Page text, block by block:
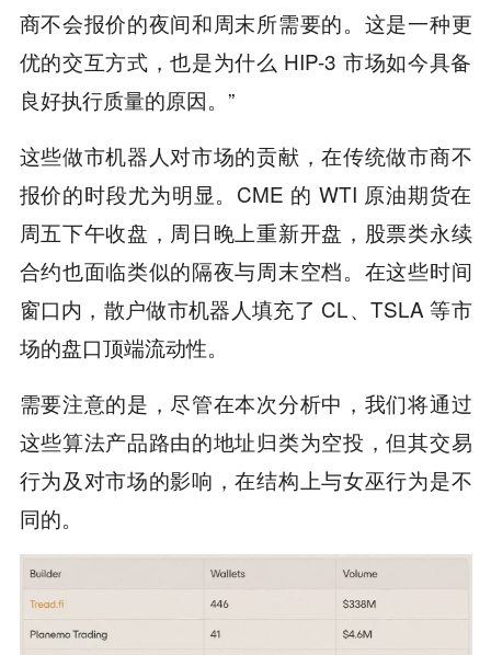
商不会报价的夜间和周末所需要的。这是一种更
优的交互方式，也是为什么 HIP-3 市场如今具备
良好执行质量的原因。”
这些做市机器人对市场的贡献，在传统做市商不
报价的时段尤为明显。CME 的 WTI 原油期货在
周五下午收盘，周日晚上重新开盘，股票类永续
合约也面临类似的隔夜与周末空档。在这些时间
窗口内，散户做市机器人填充了 CL、TSLA 等市
场的盘口顶端流动性。
需要注意的是，尽管在本次分析中，我们将通过
这些算法产品路由的地址归类为空投，但其交易
行为及对市场的影响，在结构上与女巫行为是不
同的。